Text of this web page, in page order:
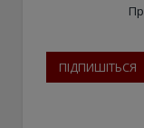
ПІДПИШІТЬСЯ